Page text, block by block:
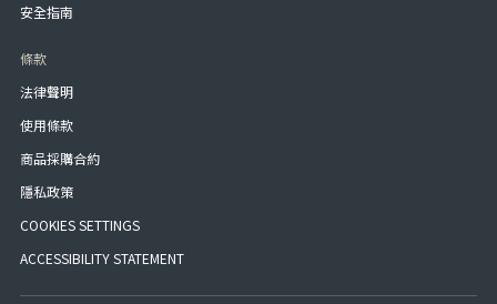
安全指南
條款
法律聲明
使用條款
商品採購合約
隱私政策
COOKIES SETTINGS
ACCESSIBILITY STATEMENT